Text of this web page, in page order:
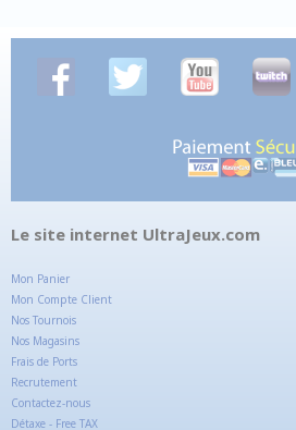
Le site internet UltraJeux.com
Mon Panier
Mon Compte Client
Nos Tournois
Nos Magasins
Frais de Ports
Recrutement
Contactez-nous
Détaxe - Free TAX